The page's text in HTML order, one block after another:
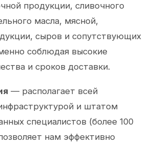
продукции, сливочного
масла, мясной,
сыров и сопутствующих
соблюдая высокие
и сроков доставки.
— располагает всей
и штатом
специалистов (более 100
нам эффективно